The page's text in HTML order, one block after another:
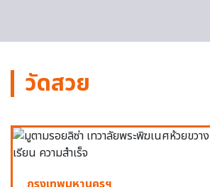
วัดสวย